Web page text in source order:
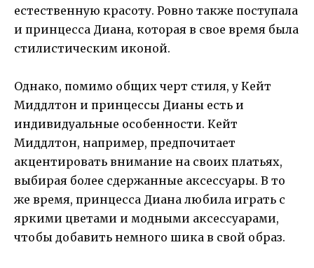
естественную красоту. Ровно также поступала
и принцесса Диана, которая в свое время была
стилистическим иконой.
Однако, помимо общих черт стиля, у Кейт
Миддлтон и принцессы Дианы есть и
индивидуальные особенности. Кейт
Миддлтон, например, предпочитает
акцентировать внимание на своих платьях,
выбирая более сдержанные аксессуары. В то
же время, принцесса Диана любила играть с
яркими цветами и модными аксессуарами,
чтобы добавить немного шика в свой образ.